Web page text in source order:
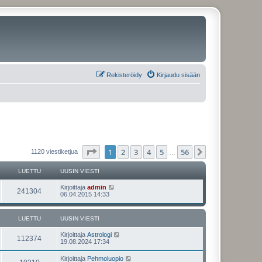
Kirjaudu sisään
Rekisteröidy
1120 viestiketjua Sivu 56
1 2 3 4 5 56
LUETTU UUSIN VIESTI
241304L
u
t
U
u
i
v
i
e
s
t
Kirjoittaja admin
06.04.2015 14:33
LUETTU UUSIN VIESTI
112374L
u
U
u
Kirjoittaja Astrologi
19.08.2024 17:34
U
Kirjoittaja Pehmoluopio